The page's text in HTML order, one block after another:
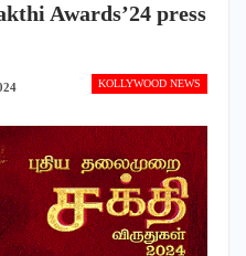
Awards’24 press
KOLLYWOOD NEWS